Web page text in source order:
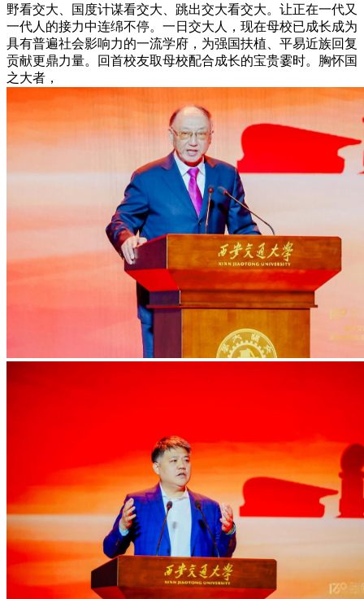
野看交大、国度计谋看交大、跳出交大看交大。让正在一代又
一代人的接力中连绵不停。一日交大人，现在母校已成长成为
具有普遍社会影响力的一流学府，为强国扶植、平易近族回复
贡献更鼎力量。回首校友取母校配合成长的宝贵霎时。胸怀国
之大者，